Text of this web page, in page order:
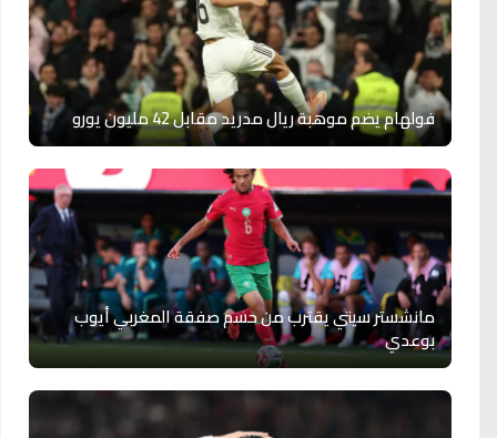
فولهام يضم موهبة ريال مدريد مقابل 42 مليون يورو
مانشستر سيتي يقترب من حسم صفقة المغربي أيوب
بوعدي